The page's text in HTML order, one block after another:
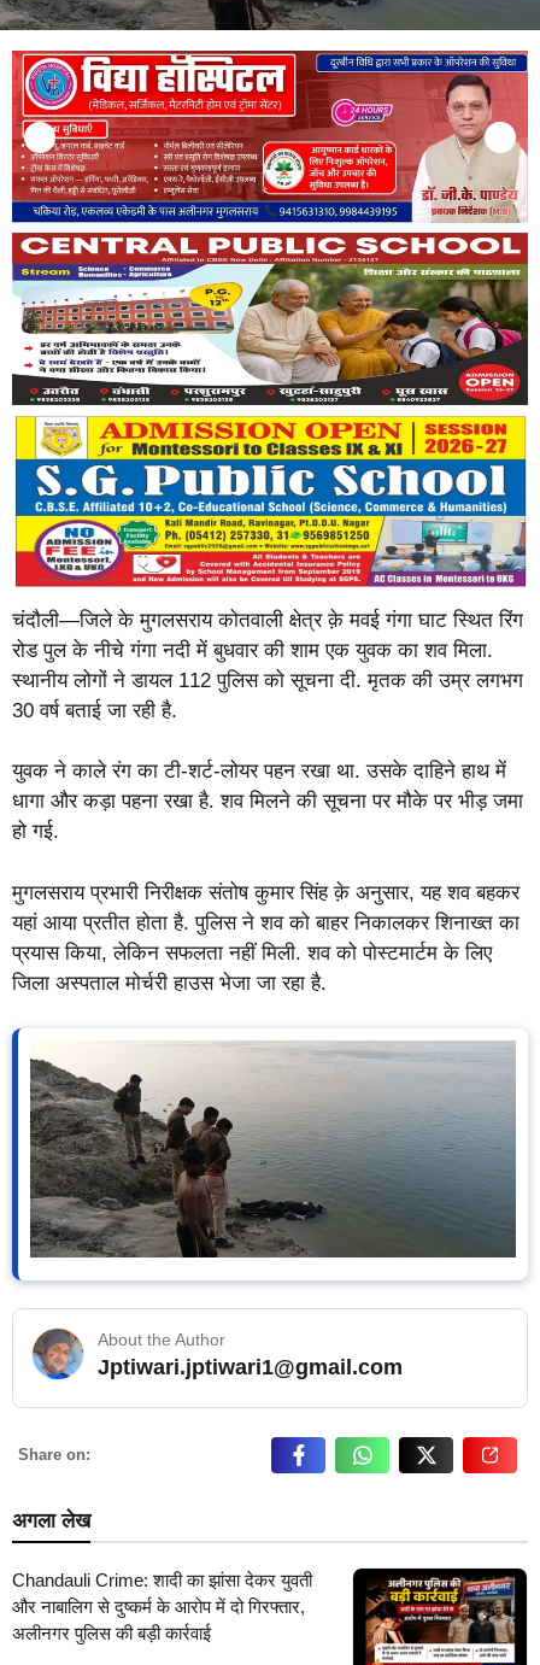
चंदौली—जिले के मुगलसराय कोतवाली क्षेत्र क़े मवई गंगा घाट स्थित रिंग
रोड पुल के नीचे गंगा नदी में बुधवार की शाम एक युवक का शव मिला.
स्थानीय लोगों ने डायल 112 पुलिस को सूचना दी. मृतक की उम्र लगभग
30 वर्ष बताई जा रही है.
युवक ने काले रंग का टी-शर्ट-लोयर पहन रखा था. उसके दाहिने हाथ में
धागा और कड़ा पहना रखा है. शव मिलने की सूचना पर मौके पर भीड़ जमा
हो गई.
मुगलसराय प्रभारी निरीक्षक संतोष कुमार सिंह क़े अनुसार, यह शव बहकर
यहां आया प्रतीत होता है. पुलिस ने शव को बाहर निकालकर शिनाख्त का
प्रयास किया, लेकिन सफलता नहीं मिली. शव को पोस्टमार्टम के लिए
जिला अस्पताल मोर्चरी हाउस भेजा जा रहा है.
About the Author
Jptiwari.jptiwari1@gmail.com… Read More
Share on:
अगला लेख
Chandauli Crime: शादी का झांसा देकर युवती
और नाबालिग से दुष्कर्म के आरोप में दो गिरफ्तार,
अलीनगर पुलिस की बड़ी कार्रवाई